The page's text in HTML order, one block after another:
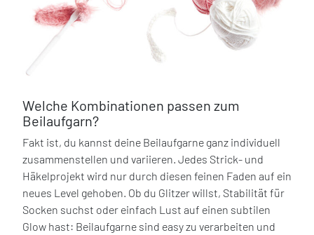
Welche Kombinationen passen zum
Beilaufgarn?
Fakt ist, du kannst deine Beilaufgarne ganz individuell
zusammenstellen und variieren. Jedes Strick- und
Häkelprojekt wird nur durch diesen feinen Faden auf ein
neues Level gehoben. Ob du Glitzer willst, Stabilität für
Socken suchst oder einfach Lust auf einen subtilen
Glow hast: Beilaufgarne sind easy zu verarbeiten und